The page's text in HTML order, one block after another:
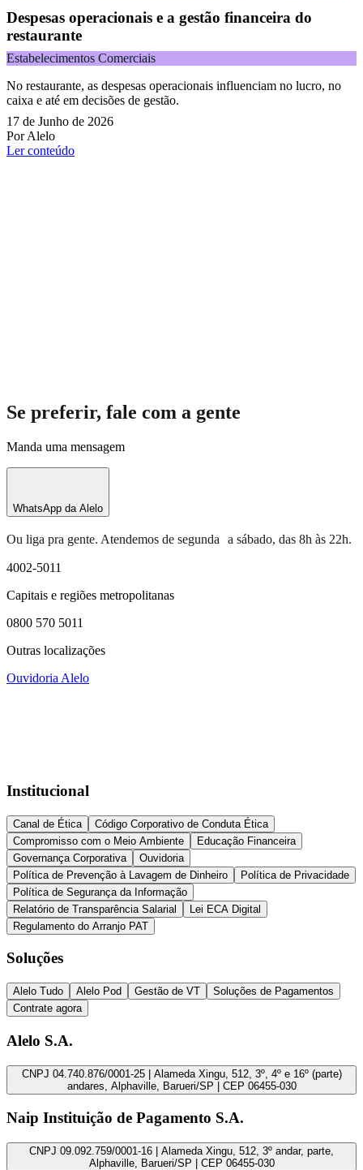
Despesas operacionais e a gestão financeira do
restaurante
Estabelecimentos Comerciais
No restaurante, as despesas operacionais influenciam no lucro, no
caixa e até em decisões de gestão.
17 de Junho de 2026
Por Alelo
Ler conteúdo
Se preferir, fale com a gente
Manda uma mensagem
WhatsApp da Alelo
Ou liga pra gente. Atendemos de segunda a sábado, das 8h às 22h.
4002-5011
Capitais e regiões metropolitanas
0800 570 5011
Outras localizações
Ouvidoria Alelo
Institucional
Canal de Ética
Código Corporativo de Conduta Ética
Compromisso com o Meio Ambiente
Educação Financeira
Governança Corporativa
Ouvidoria
Política de Prevenção à Lavagem de Dinheiro
Política de Privacidade
Política de Segurança da Informação
Relatório de Transparência Salarial
Lei ECA Digital
Regulamento do Arranjo PAT
Soluções
Alelo Tudo Alelo Pod Gestão de VT
Soluções de Pagamentos
Contrate agora
Alelo S.A.
CNPJ 04.740.876/0001-25 | Alameda Xingu, 512, 3º, 4º e 16º (parte)
andares, Alphaville, Barueri/SP | CEP 06455-030
Naip Instituição de Pagamento S.A.
CNPJ 09.092.759/0001-16 | Alameda Xingu, 512, 3º andar, parte,
Alphaville, Barueri/SP | CEP 06455-030